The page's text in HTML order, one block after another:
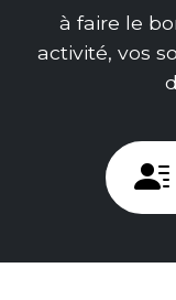
à faire le
activité, vos